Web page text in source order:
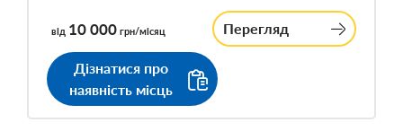
від 10 000 грн/місяц Перегляд
Дізнатися про
наявність місць